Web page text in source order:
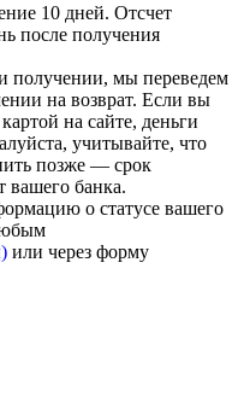
10 дней. Отсчет
после получения
получении, мы переведем
на возврат. Если вы
на сайте, деньги
учитывайте, что
позже — срок
вашего банка.
о статусе вашего
или через форму